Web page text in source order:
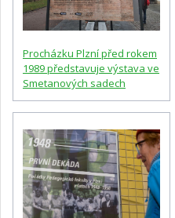
Procházku Plzní před rokem
1989 představuje výstava ve
Smetanových sadech